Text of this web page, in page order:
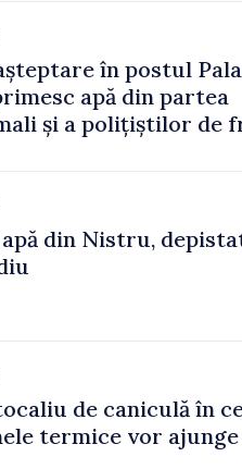
în postul
apă din partea
și a polițiștilor de
din Nistru,
de caniculă în
termice vor ajunge